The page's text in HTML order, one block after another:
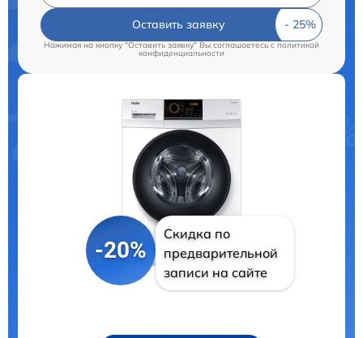
Оставить заявку
Нажимая на кнопку "Оставить заявку" Вы соглашаетесь cполитикой
конфиденциальности
-20%
Скидка по
предварительной
записи на сайте